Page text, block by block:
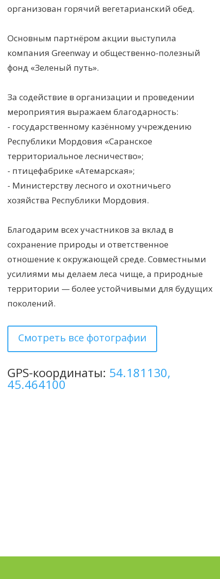
организован горячий вегетарианский обед.
Основным партнёром акции выступила
компания Greenway и общественно-полезный
фонд «Зеленый путь».
За содействие в организации и проведении
мероприятия выражаем благодарность:
- государственному казённому учреждению
Республики Мордовия «Саранское
территориальное лесничество»;
- птицефабрике «Атемарская»;
- Министерству лесного и охотничьего
хозяйства Республики Мордовия.
Благодарим всех участников за вклад в
сохранение природы и ответственное
отношение к окружающей среде. Совместными
усилиями мы делаем леса чище, а природные
территории — более устойчивыми для будущих
поколений.
Смотреть все фотографии
GPS-координаты: 54.181130,
45.464100